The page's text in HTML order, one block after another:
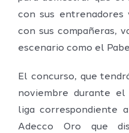
con sus entrenadores
con sus compañeras,
escenario como el
El concurso, que
noviembre durante
liga correspondiente
Adecco Oro que